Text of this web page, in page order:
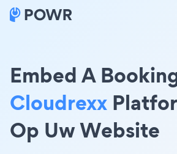
Embed A
Cloudrexx
Op Uw Website